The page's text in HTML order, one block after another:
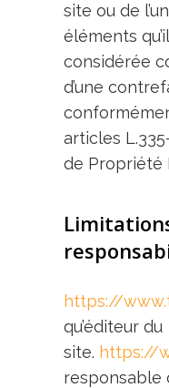
site ou de
éléments
considérée
d’une
articles
de Propriété
https://
qu’éditeur du
site. https://
responsable